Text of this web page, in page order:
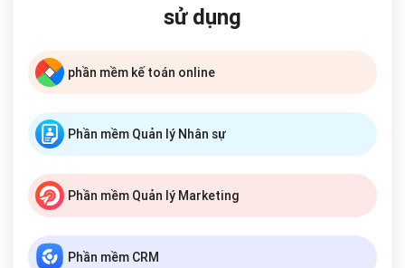
sử dụng
phần mềm kế toán online
Phần mềm Quản lý Nhân sự
Phần mềm Quản lý Marketing
Phần mềm CRM